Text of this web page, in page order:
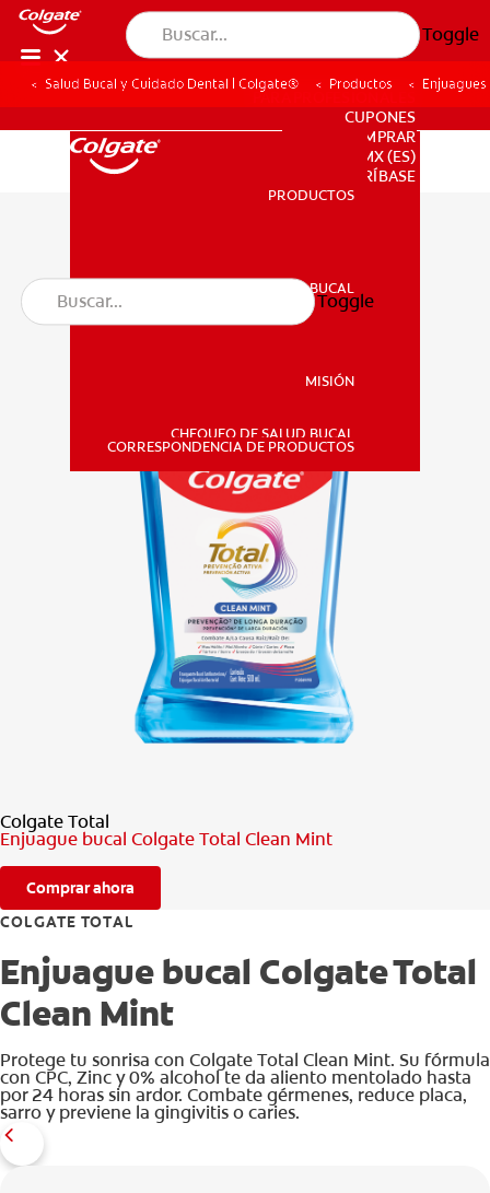
Toggle
PRODUCTOS
SALUD BUCAL
CHEQUEO DE SALUD BUCAL
CORRESPONDENCIA DE PRODUCTOS
PARA PROFESIONALES
DONDE COMPRAR
PARA PROFESIONALES
CUPONES
DONDE COMPRAR
MX (ES)
SUSCRÍBASE
PRODUCTOS
SALUD BUCAL
MISIÓN
CHEQUEO DE SALUD BUCAL
CORRESPONDENCIA DE PRODUCTOS
Toggle
Salud Bucal y Cuidado Dental | Colgate® Productos
Colgate Total
Enjuague bucal Colgate Total Clean Mint
Comprar ahora
COLGATE TOTAL
Enjuague bucal Colgate Total
Clean Mint
Protege tu sonrisa con Colgate Total Clean Mint. Su fórmula
con CPC, Zinc y 0% alcohol te da aliento mentolado hasta
por 24 horas sin ardor. Combate gérmenes, reduce placa,
sarro y previene la gingivitis o caries.